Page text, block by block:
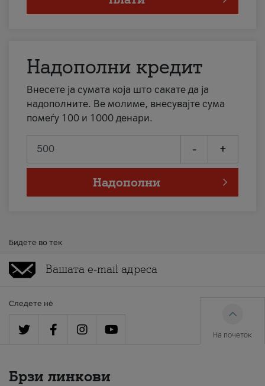
Надополни кредит
Внесете ја сумата која што сакате да ја
надополните. Ве молиме, внесувајте сума
помеѓу 100 и 1000 денари.
- +
Надополни
Бидете во тек
Следете нè
На почеток
Брзи линкови